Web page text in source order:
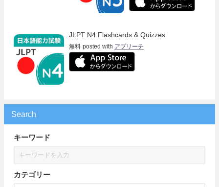
JLPT N4 Flashcards & Quizzes
無料 posted with アプリーチ
Search
キーワード
カテゴリー